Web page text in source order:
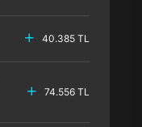
40.385 TL
74.556 TL